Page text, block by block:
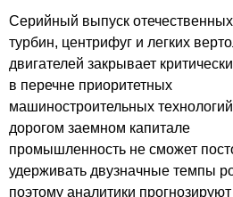
Серийный выпуск
турбин, центрифуг и легких
двигателей закрывает
в перечне приоритетных
машиностроительных
дорогом заемном капитале
промышленность не сможет
удерживать двузначные темпы
поэтому аналитики прогнозируют